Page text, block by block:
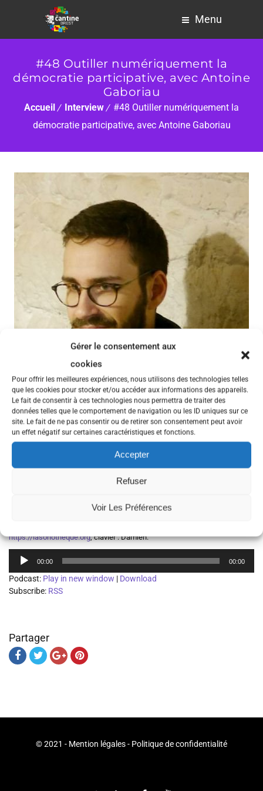
Gérer le consentement aux
cookies
Pour offrir les meilleures expériences, nous utilisons des technologies telles
que les cookies pour stocker et/ou accéder aux informations des appareils.
Le fait de consentir à ces technologies nous permettra de traiter des
données telles que le comportement de navigation ou les ID uniques sur ce
site. Le fait de ne pas consentir ou de retirer son consentement peut avoir
un effet négatif sur certaines caractéristiques et fonctions.
Accepter
Refuser
Voir Les Préférences
Menu
#48 Outiller numériquement la
démocratie participative, avec Antoine
Gaboriau
Accueil Interview
#48 Outiller numériquement la
démocratie participative, avec Antoine Gaboriau
Épisode 48, nous recevons Antoine Gaboriau, doctorant en Études
politiques à l’École des hautes études en sciences sociales.
Il nous parle de ses recherches qui traitent de la démocratie
participative et des outils numériques qui la servent, au travers
à Barcelone, Toulouse et Genève.
https://twitter.com/AntoineGaboriau
https://lasonotheque.org, clavier : Damien.
Lecteur
audio
00:00 00:00
Podcast: Play in new window | Download
Subscribe: RSS
Partager
© 2021 - Mention légales- Politique de confidentialité